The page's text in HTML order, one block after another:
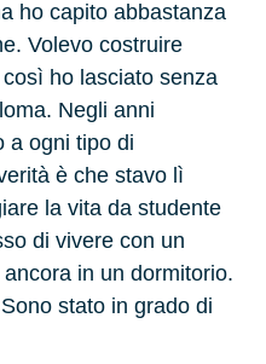
ho capito abbastanza
Volevo costruire
ho lasciato senza
Negli anni
a ogni tipo di
è che stavo lì
la vita da studente
di vivere con un
in un dormitorio.
stato in grado di